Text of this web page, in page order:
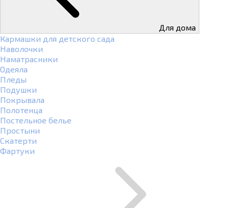
Для дома
Кармашки для детского сада
Наволочки
Наматрасники
Одеяла
Пледы
Подушки
Покрывала
Полотенца
Постельное белье
Простыни
Скатерти
Фартуки